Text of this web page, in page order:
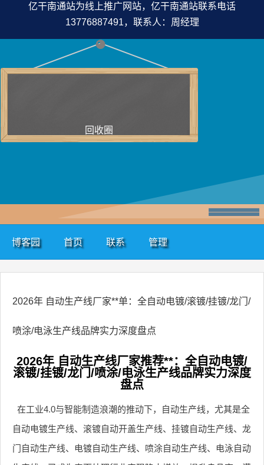
亿干南通站为线上推广网站，亿干南通站联系电话
13776887491，联系人：周经理
回收圈
博客园 首页 联系 管理
2026年 自动生产线厂家**单：全自动电镀/滚镀/挂镀/龙门/
喷涂/电泳生产线品牌实力深度盘点
2026年 自动生产线厂家推荐**：全自动电镀/
滚镀/挂镀/龙门/喷涂/电泳生产线品牌实力深度
盘点
在工业4.0与智能制造浪潮的推动下，自动生产线，尤其是全
自动电镀生产线、滚镀自动开盖生产线、挂镀自动生产线、龙
门自动生产线、电镀自动生产线、喷涂自动生产线、电泳自动